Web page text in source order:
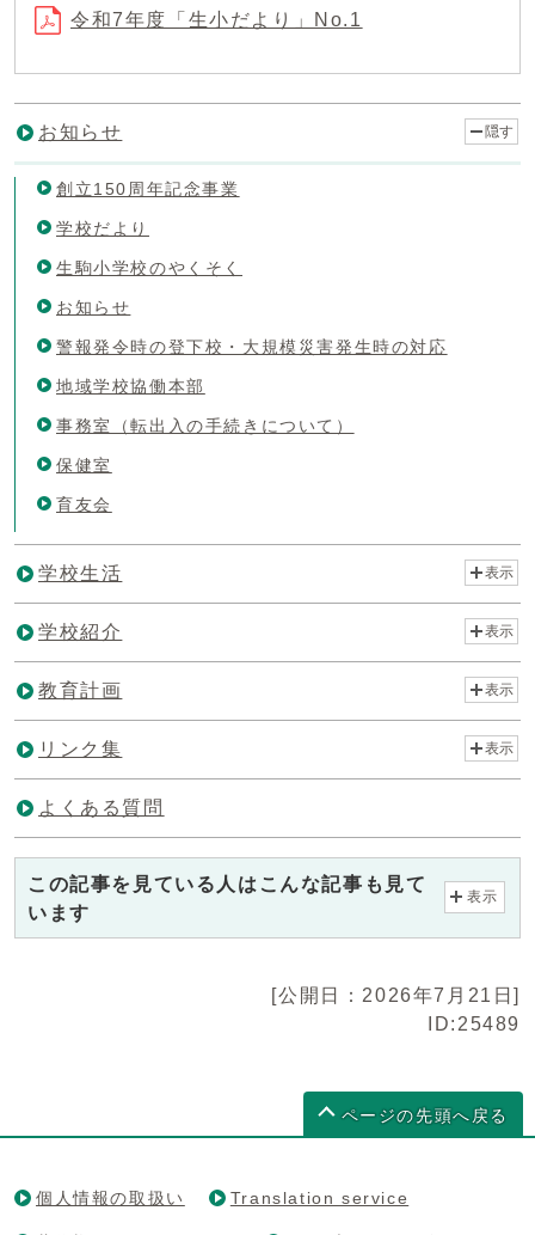
令和7年度「生小だより」No.1
お知らせ 隠す
創立150周年記念事業
学校だより
生駒小学校のやくそく
お知らせ
警報発令時の登下校・大規模災害発生時の対応
地域学校協働本部
事務室（転出入の手続きについて）
保健室
育友会
学校生活 表示
学校紹介 表示
教育計画 表示
リンク集 表示
よくある質問
この記事を見ている人はこんな記事も見て
います
表示
[公開日：2026年7月21日]
ID:25489
ページの先頭へ戻る
個人情報の取扱い Translation service